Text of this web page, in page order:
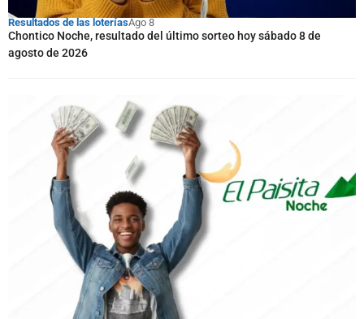
Resultados de las loteríasAgo 8
Chontico Noche, resultado del último sorteo hoy sábado 8 de
agosto de 2026